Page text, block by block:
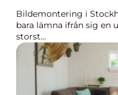
Bildemontering i
bara lämna ifrån sig en
storst...